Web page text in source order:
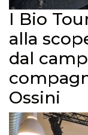
I Bio
alla
dal
Ossini